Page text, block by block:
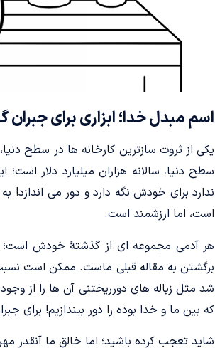
اسم مبدل خدا؛ ابزاری برای
یکی از ثروت سازترین کارخانه ها در سطح
سطح دنیا، سالانه هزاران میلیارد دلار
ندارد برای خودش نگه دارد و دور می
است، اما ارزشمند است.
هر آدمی مجموعه ای از گذشتۀ خودش است؛
برگشتن به مقاله قبلی ماست. ممکن است
شد مثل زباله های دورریختنی آن ها را از
که بین ما و خدا بوده را دور بیندازیم! برای
شاید تعجب کرده باشید؛ اما خالق ما آنقدر